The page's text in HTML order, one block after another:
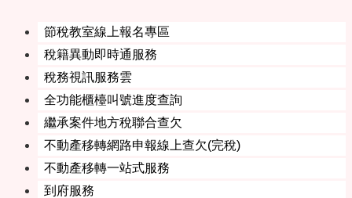
節稅教室線上報名專區
稅籍異動即時通服務
稅務視訊服務雲
全功能櫃檯叫號進度查詢
繼承案件地方稅聯合查欠
不動產移轉網路申報線上查欠(完稅)
不動產移轉一站式服務
到府服務